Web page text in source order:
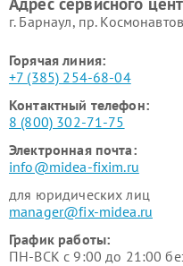
г. Барнаул, ​пр.
Горячая линия:
+7 (385) 254-68-04
Контактный телефон:
8 (800) 302-71-75
Электронная почта:
info@midea-fixim.ru
для юридических лиц
manager@fix-midea.ru
График работы:
ПН-ВСК с 9:00 до 21:00